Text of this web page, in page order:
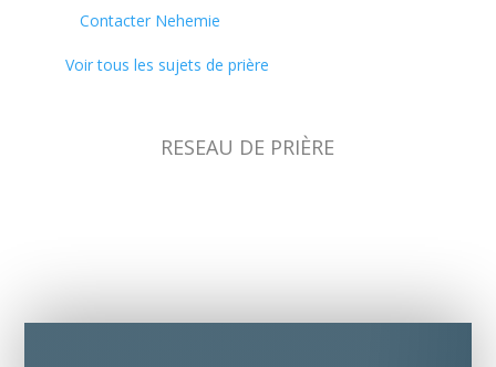
Contacter Nehemie
Voir tous les sujets de prière
RESEAU DE PRIÈRE